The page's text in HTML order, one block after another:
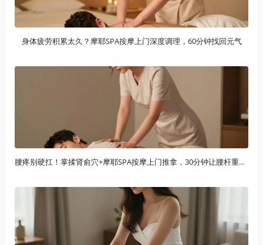
身体疲劳积累太久？摩耶SPA按摩上门深度调理，60分钟找回元气
腰疼别硬扛！掌揉肾俞穴+摩耶SPA按摩上门推拿，30分钟让腰杆重获新生